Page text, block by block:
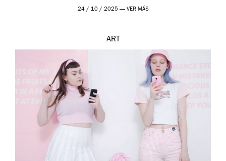
24 / 10 / 2025 — VER MÁS
ART